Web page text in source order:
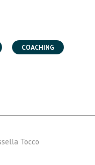
COACHING
Tocco